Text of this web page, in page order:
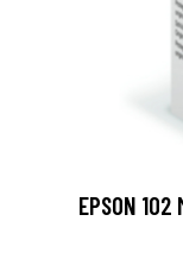
EPSON 102